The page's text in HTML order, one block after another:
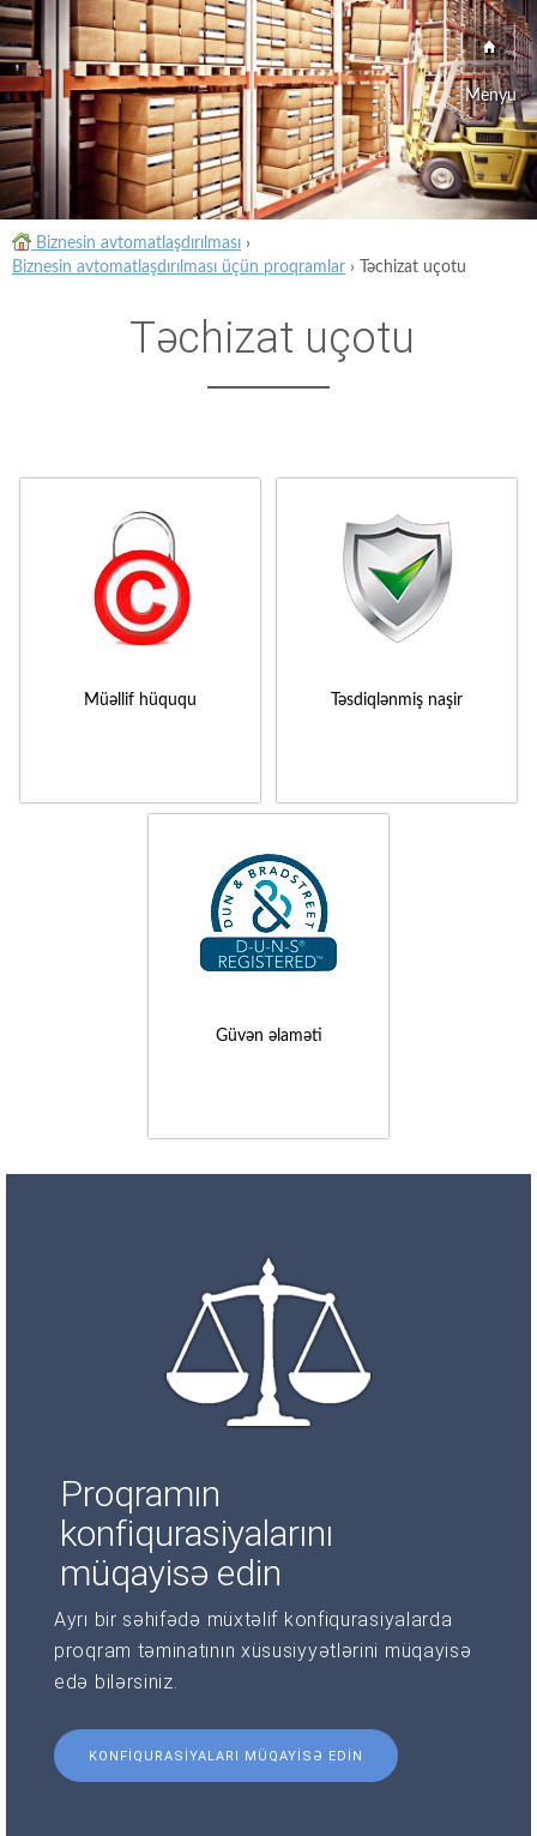
Menyu
Biznesin avtomatlaşdırılması ›
Biznesin avtomatlaşdırılması üçün proqramlar › Təchizat uçotu
Təchizat uçotu
Müəllif hüququ Təsdiqlənmiş naşir
Güvən əlaməti
Proqramın
konfiqurasiyalarını
müqayisə edin
Ayrı bir səhifədə müxtəlif konfiqurasiyalarda
proqram təminatının xüsusiyyətlərini müqayisə
edə bilərsiniz.
KONFIQURASIYALARI MÜQAYISƏ EDIN